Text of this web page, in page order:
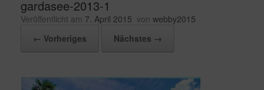
gardasee-2013-1
Veröffentlicht am 7. April 2015 von webby2015
← Vorheriges
Nächstes →